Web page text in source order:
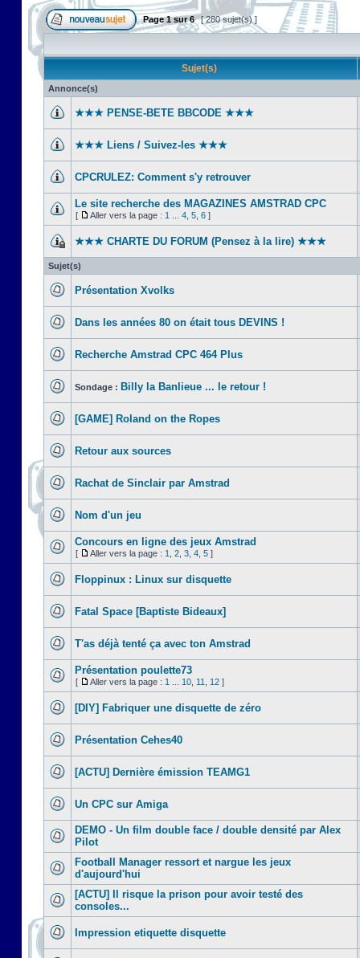
Page1sur6 [ 280 sujet(s) ]
Sujet(s)
Annonce(s)
★★★ PENSE-BETE BBCODE ★★★
★★★ Liens / Suivez-les ★★★
CPCRULEZ: Comment s'y retrouver‎
Le site recherche des MAGAZINES AMSTRAD CPC
[ Aller vers la page : 1 4 5 6 ]
★★★ CHARTE DU FORUM (Pensez à la lire) ★★★
Sujet(s)
Présentation Xvolks
Dans les années 80 on était tous DEVINS !
Recherche Amstrad CPC 464 Plus
Sondage : Billy la Banlieue ... le retour !
[GAME] Roland on the Ropes
Retour aux sources
Rachat de Sinclair par Amstrad
Nom d'un jeu
Concours en ligne des jeux Amstrad
[ Aller vers la page : 1 2 3 4 5 ]
Floppinux : Linux sur disquette
Fatal Space [Baptiste Bideaux]
T'as déjà tenté ça avec ton Amstrad
Présentation poulette73
[ Aller vers la page : 1 10 11 12 ]
[DIY] Fabriquer une disquette de zéro
Présentation Cehes40
[ACTU] Dernière émission TEAMG1
Un CPC sur Amiga
DEMO - Un film double face / double densité par Alex
Pilot
Football Manager ressort et nargue les jeux
d'aujourd'hui
[ACTU] Il risque la prison pour avoir testé des
consoles...
Impression etiquette disquette